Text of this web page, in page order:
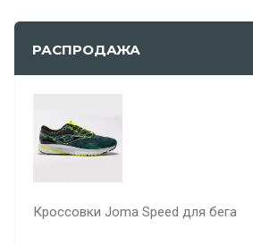
РАСПРОДАЖА
Кроссовки Joma Speed для бега